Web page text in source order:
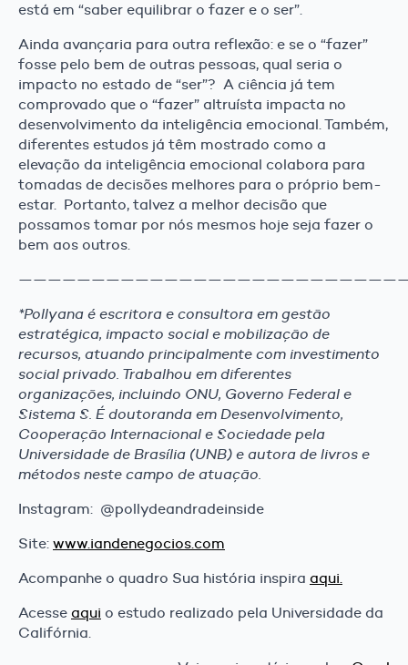
está em “saber equilibrar o fazer e o ser”.
Ainda avançaria para outra reflexão: e se o “fazer”
fosse pelo bem de outras pessoas, qual seria o
impacto no estado de “ser”? A ciência já tem
comprovado que o “fazer” altruísta impacta no
desenvolvimento da inteligência emocional. Também,
diferentes estudos já têm mostrado como a
elevação da inteligência emocional colabora para
tomadas de decisões melhores para o próprio bem-
estar. Portanto, talvez a melhor decisão que
possamos tomar por nós mesmos hoje seja fazer o
bem aos outros.
*Pollyana é escritora e consultora em gestão
estratégica, impacto social e mobilização de
recursos, atuando principalmente com investimento
social privado. Trabalhou em diferentes
organizações, incluindo ONU, Governo Federal e
Sistema S. É doutoranda em Desenvolvimento,
Cooperação Internacional e Sociedade pela
Universidade de Brasília (UNB) e autora de livros e
métodos neste campo de atuação.
Instagram: @pollydeandradeinside
Site: www.iandenegocios.com
Acompanhe o quadro Sua história inspira aqui.
Acesse aqui o estudo realizado pela Universidade da
Califórnia.